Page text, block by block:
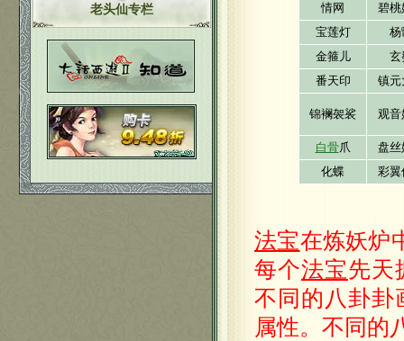
老头仙专栏 情网
碧桃
宝莲灯
杨
金箍儿
玄
番天印
镇元
锦襕袈裟 观音
白骨爪
盘丝
化蝶
彩翼
法宝在炼妖炉
每个法宝先天
不同的八卦卦
属性。不同的